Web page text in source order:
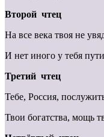
Второй чтец
На все века твоя не
И нет иного у тебя
Третий чтец
Тебе, Россия,
Твои богатства, мощь